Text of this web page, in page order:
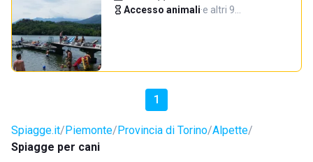
Accesso animali·e altri 9…
1
Spiagge.it Piemonte Provincia di Torino Alpette
Spiagge per cani